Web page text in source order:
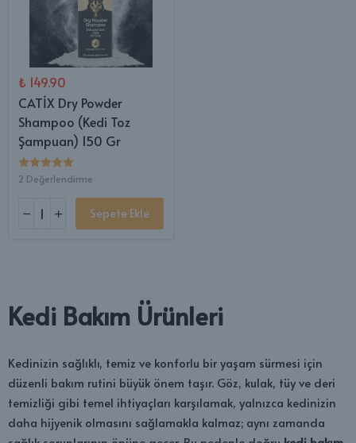
₺ 149.90
CATİX Dry Powder
Shampoo (Kedi Toz
Şampuan) 150 Gr
2 Değerlendirme
Sepete Ekle
Kedi Bakım Ürünleri
Kedinizin sağlıklı, temiz ve konforlu bir yaşam sürmesi için
düzenli bakım rutini büyük önem taşır. Göz, kulak, tüy ve deri
temizliği gibi temel ihtiyaçları karşılamak, yalnızca kedinizin
daha hijyenik olmasını sağlamakla kalmaz; aynı zamanda